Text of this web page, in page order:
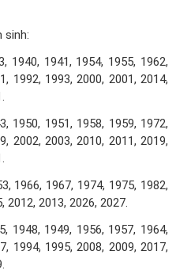
sinh:
1940, 1941, 1954, 1955, 1962,
1992, 1993, 2000, 2001, 2014,
1950, 1951, 1958, 1959, 1972,
2002, 2003, 2010, 2011, 2019,
1966, 1967, 1974, 1975, 1982,
2012, 2013, 2026, 2027.
1948, 1949, 1956, 1957, 1964,
1994, 1995, 2008, 2009, 2017,